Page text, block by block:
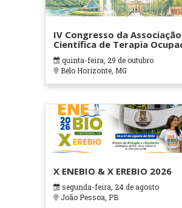
IV Congresso da Associação
Científica de Terapia
em Contextos Hospitalares e
Cuidados Paliativos -
quinta-feira, 29 de outubro
Belo Horizonte, MG
X ENEBIO & X EREBIO 2026
segunda-feira, 24 de agosto
João Pessoa, PB